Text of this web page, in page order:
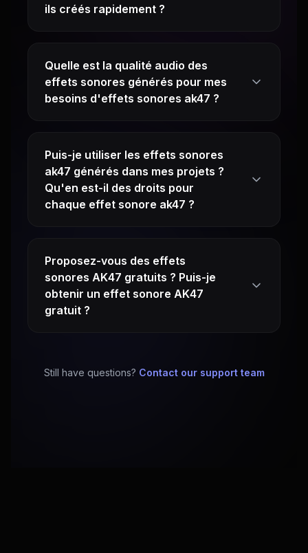
ils créés rapidement ?
Quelle est la qualité audio des
effets sonores générés pour mes
besoins d'effets sonores ak47 ?
Puis-je utiliser les effets sonores
ak47 générés dans mes projets ?
Qu'en est-il des droits pour
chaque effet sonore ak47 ?
Proposez-vous des effets
sonores AK47 gratuits ? Puis-je
obtenir un effet sonore AK47
gratuit ?
Still have questions? Contact our support team